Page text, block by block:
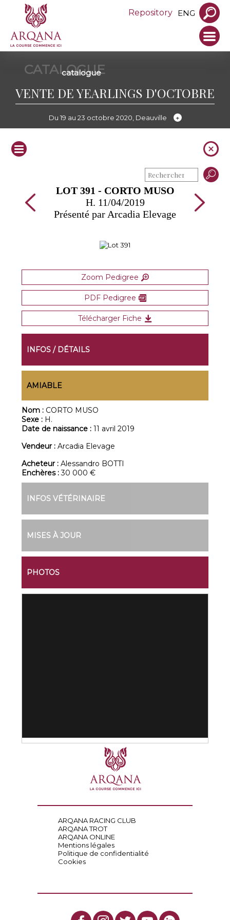
Repository ENG
CATALOGUE
catalogue
VENTE DE YEARLINGS D'OCTOBRE
Du 19 au 23 octobre 2020, Deauville
LOT 391 - CORTO MUSO
H. 11/04/2019
Présenté par Arcadia Elevage
Zoom Pedigree
PDF Pedigree
Télécharger Fiche
INFOS / DÉTAILS
AMIABLE
Nom : CORTO MUSO
Sexe : H.
Date de naissance :11 avril 2019
Vendeur :Arcadia Elevage
Acheteur :Alessandro BOTTI
Enchères :30 000 €
INFOS VÉTÉRINAIRE
MISES À JOUR
PHOTOS
ARQANA RACING CLUB
ARQANA TROT
ARQANA ONLINE
Mentions légales
Politique de confidentialité
Cookies